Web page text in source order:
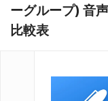
ーグループ) 音
比較表